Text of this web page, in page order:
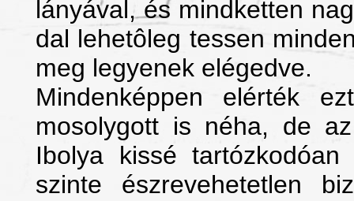
lányával, és mindketten
dal lehetôleg tessen
meg legyenek elégedve.
Mindenképpen elérték
mosolygott is néha, de
Ibolya kissé
szinte észrevehetetlen